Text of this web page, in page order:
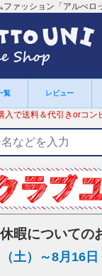
ァッション「アルべロ
覧 レビュー
入で送料＆代引きorコン
暇についての
土）～8月16日